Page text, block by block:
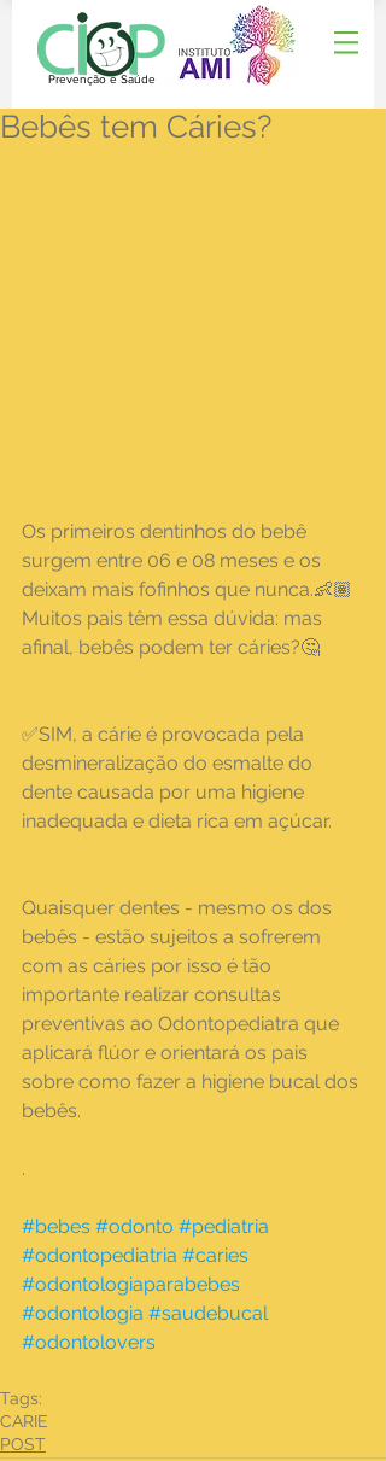
Prevenção e Saúde
Bebês tem Cáries?
Os primeiros dentinhos do bebê
surgem entre 06 e 08 meses e os
deixam mais fofinhos que nunca.👶🏽
Muitos pais têm essa dúvida: mas
afinal, bebês podem ter cáries?🤔
✅SIM, a cárie é provocada pela
desmineralização do esmalte do
dente causada por uma higiene
inadequada e dieta rica em açúcar.
Quaisquer dentes - mesmo os dos
bebês - estão sujeitos a sofrerem
com as cáries por isso é tão
importante realizar consultas
preventivas ao Odontopediatra que
aplicará flúor e orientará os pais
sobre como fazer a higiene bucal dos
bebês.
.
#bebes #odonto #pediatria
#odontopediatria #caries
#odontologiaparabebes
#odontologia #saudebucal
#odontolovers
Tags:
CARIE
POST